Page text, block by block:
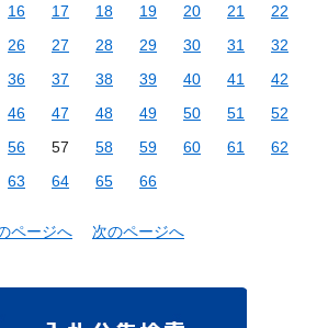
16 17 18 19 20 21
22
26 27 28 29 30 31
32
36 37 38 39 40 41
42
46 47 48 49 50 51
52
56 57 58 59 60 61
62
63
64 65 66
ページへ 次のページへ